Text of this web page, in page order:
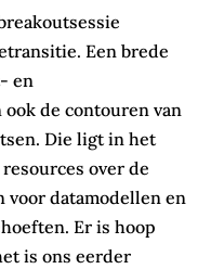
Een brede
en
de contouren van
Die ligt in het
over de
voor datamodellen en
Er is hoop
is ons eerder